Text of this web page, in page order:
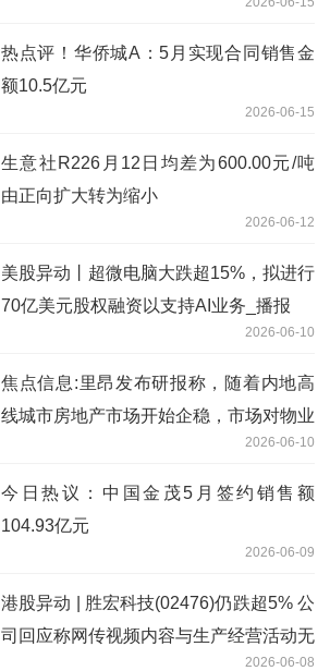
热点评！华侨城A：5月实现合同销售金
额10.5亿元
2026-06-15
生意社R226月12日均差为600.00元/吨
由正向扩大转为缩小
2026-06-12
美股异动丨超微电脑大跌超15%，拟进行
70亿美元股权融资以支持AI业务_播报
2026-06-10
焦点信息:里昂发布研报称，随着内地高
线城市房地产市场开始企稳，市场对物业
管理公司房地产相关风险敞口的担忧可能
逐步缓解
2026-06-10
今日热议：中国金茂5月签约销售额
104.93亿元
2026-06-09
港股异动 | 胜宏科技(02476)仍跌超5% 公
司回应称网传视频内容与生产经营活动无
2026-06-08